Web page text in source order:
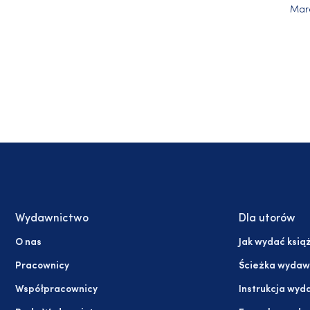
Wydawnictwo
O nas
Pracownicy
Współpracownicy
Dla utorów
Jak wydać
Ścieżka
Instrukcja